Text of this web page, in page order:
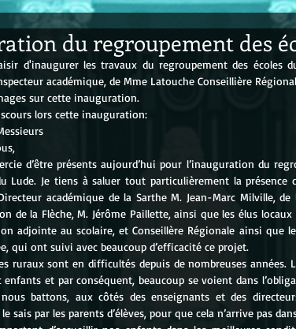
du regroupement des
d'inaugurer les travaux du regroupement des écoles
académique, de Mme Latouche Conseillière
sur cette inauguration.
lors cette inauguration:
d’être présents aujourd’hui pour l’inauguration du
Lude. Je tiens à saluer tout particulièrement la présence
académique de la Sarthe M. Jean-Marc Milville, de
de la Flèche, M. Jérôme Paillette, ainsi que les élus
adjointe au scolaire, et Conseillère Régionale ainsi que
qui ont suivi avec beaucoup d’efficacité ce projet.
ruraux sont en difficultés depuis de nombreuses années.
enfants et par conséquent, beaucoup se voient dans
battons, aux côtés des enseignants et des
sais par les parents d’élèves, pour que cela n’arrive pas